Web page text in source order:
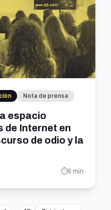
Nota de prensa
espacio
de Internet en
de odio y la
⏱️8 min